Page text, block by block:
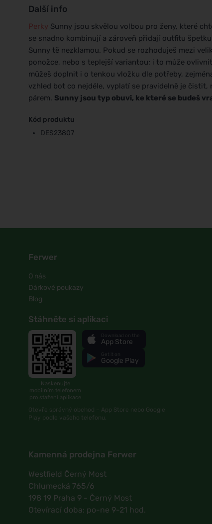
Další info
Perky Sunny jsou skvělou volbou pro ženy, které
se snadno kombinují a zároveň přidají outfitu
Sunny tě nezklamou. Pokud se rozhoduješ mezi
ponožce, nebo s teplejší variantou; i to může
můžeš doplnit i o tenkou vložku dle potřeby,
vzhled bot co nejdéle, vyplatí se pravidelně je
párem. Sunny jsou typ obuvi, ke které se budeš
Kód produktu
DES23807
Ferwer
O nás
Dárkové poukazy
Blog
Stáhněte si aplikaci
Naskenujte
mobilním telefonem
pro stažení aplikace
App Store
Google Play
Otevře správný obchod – App Store nebo Google
Play podle vašeho telefonu.
Kamenná prodejna Ferwer
Westfield Černý Most
Chlumecká 765/6
198 19 Praha 9 - Černý Most
Otevírací doba: po-ne 9-21 hod.